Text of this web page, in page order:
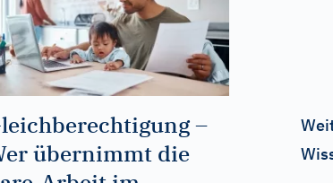
–
übernimmt die